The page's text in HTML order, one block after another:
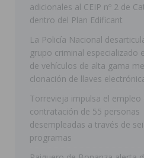
DOLORES
[ 07/08/2026 ]
ORIHUELA
[ 07/08/2026 ]
Golf & Country
adicionales al CEIP nº 2 de
dentro del Plan Edificant
La Policía Nacional
grupo criminal especializado
de vehículos de alta gama
clonación de llaves
Torrevieja impulsa el empleo
contratación de 55 personas
desempleadas a través de
programas